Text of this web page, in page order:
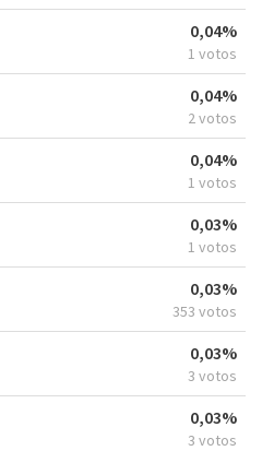
0,04%
1 votos
0,04%
2 votos
0,04%
1 votos
0,03%
1 votos
0,03%
353 votos
0,03%
3 votos
0,03%
3 votos